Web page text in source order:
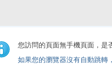
您訪問的頁面無手機頁面，是
如果您的瀏覽器沒有自動跳轉